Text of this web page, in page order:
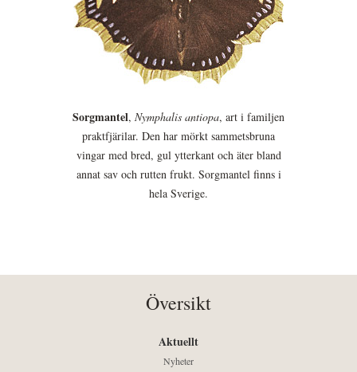
Sorgmantel, Nymphalis antiopa, art i familjen
praktfjärilar. Den har mörkt sammetsbruna
vingar med bred, gul ytterkant och äter bland
annat sav och rutten frukt. Sorgmantel finns i
hela Sverige.
Översikt
Aktuellt
Nyheter